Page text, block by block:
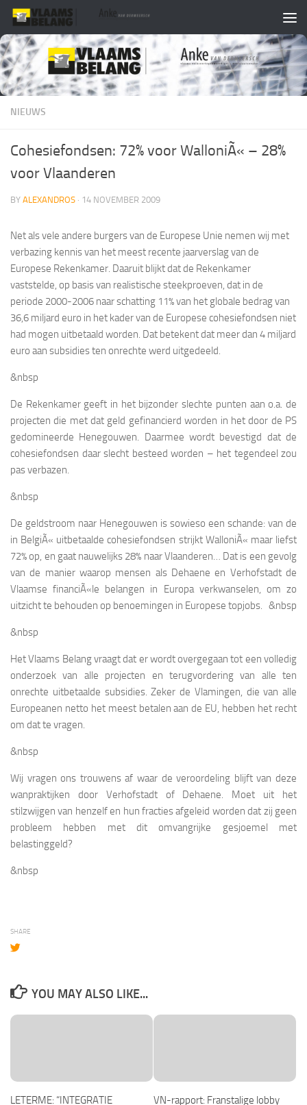
Skip to content
NIEUWS
Cohesiefondsen: 72% voor WalloniÃ« – 28%
voor Vlaanderen
BY ALEXANDROS · 14 NOVEMBER 2009
Net als vele andere burgers van de Europese Unie nemen wij met
verbazing kennis van het meest recente jaarverslag van de
Europese Rekenkamer. Daaruit blijkt dat de Rekenkamer
vaststelde, op basis van realistische steekproeven, dat in de
periode 2000-2006 naar schatting 11% van het globale bedrag van
36,6 miljard euro in het kader van de Europese cohesiefondsen niet
had mogen uitbetaald worden. Dat betekent dat meer dan 4 miljard
euro aan subsidies ten onrechte werd uitgedeeld.
&nbsp
De Rekenkamer geeft in het bijzonder slechte punten aan o.a. de
projecten die met dat geld gefinancierd worden in het door de PS
gedomineerde Henegouwen. Daarmee wordt bevestigd dat de
cohesiefondsen daar slecht besteed worden – het tegendeel zou
pas verbazen.
&nbsp
De geldstroom naar Henegouwen is sowieso een schande: van de
in BelgiÃ« uitbetaalde cohesiefondsen strijkt WalloniÃ« maar liefst
72% op, en gaat nauwelijks 28% naar Vlaanderen… Dat is een gevolg
van de manier waarop mensen als Dehaene en Verhofstadt de
Vlaamse financiÃ«le belangen in Europa verkwanselen, om zo
uitzicht te behouden op benoemingen in Europese topjobs. &nbsp
&nbsp
Het Vlaams Belang vraagt dat er wordt overgegaan tot een volledig
onderzoek van alle projecten en terugvordering van alle ten
onrechte uitbetaalde subsidies. Zeker de Vlamingen, die van alle
Europeanen netto het meest betalen aan de EU, hebben het recht
om dat te vragen.
&nbsp
Wij vragen ons trouwens af waar de veroordeling blijft van deze
wanpraktijken door Verhofstadt of Dehaene. Moet uit het
stilzwijgen van henzelf en hun fracties afgeleid worden dat zij geen
probleem hebben met dit omvangrijke gesjoemel met
belastinggeld?
&nbsp
SHARE
YOU MAY ALSO LIKE...
LETERME: “INTEGRATIE
VN-rapport: Franstalige lobby